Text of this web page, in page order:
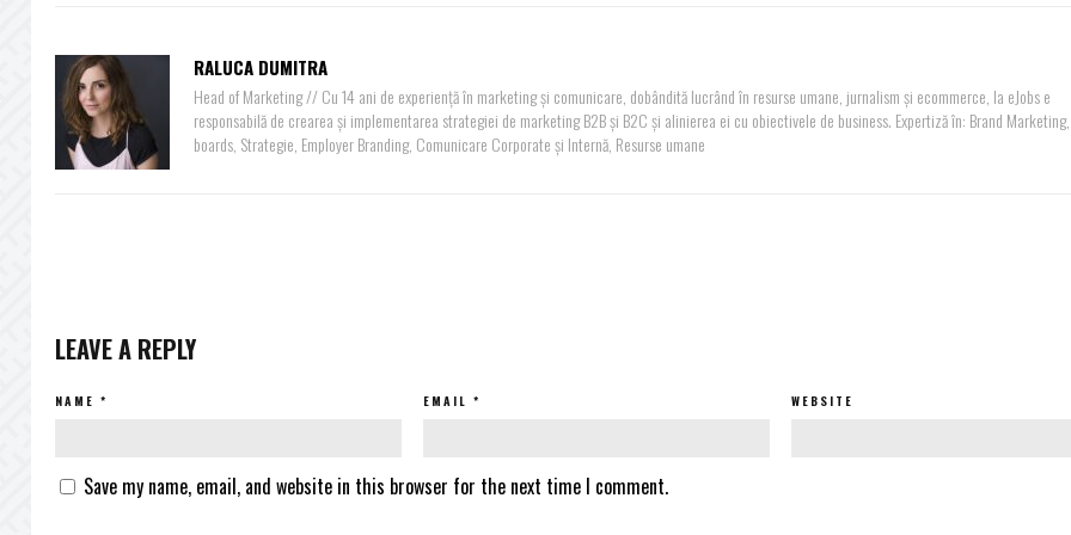
RALUCA DUMITRA
Head of Marketing // Cu 14 ani de experiență în marketing și comunicare, dobândită lucrând în resurse umane, jurnalism și ecommerce, la eJobs e
responsabilă de crearea și implementarea strategiei de marketing B2B și B2C și alinierea ei cu obiectivele de business. Expertiză în: Brand
boards, Strategie, Employer Branding, Comunicare Corporate și Internă, Resurse umane
LEAVE A REPLY
NAME * EMAIL * WEBSITE
Save my name, email, and website in this browser for the next time I comment.